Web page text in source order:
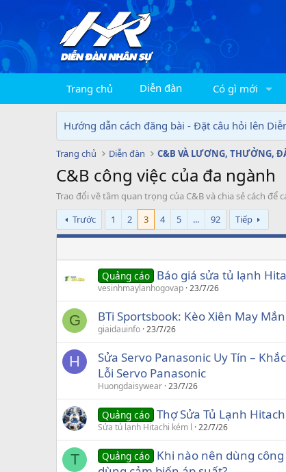
Trang chủ Diễn đàn Có gì mới
Hướng dẫn cách đăng bài - Đặt câu hỏi lên
Trang chủ Diễn đàn C&B VÀ LƯƠNG, THƯỞNG,
C&B công việc của đa ngành
Trao đổi về tầm quan trọng của C&B và chia sẻ cách
Trước
1 2 3 4 5 ... 92 Tiếp
Quảng cáo Báo giá sửa tủ lạnh
vesinhmaylanhogovap 23/7/26
G BTi Sportsbook: Kèo Xiên May
giaidauinfo 23/7/26
H
Sửa Servo Panasonic Uy Tín –
Lỗi Servo Panasonic
Huongdaisywear 23/7/26
Quảng cáo Thợ Sửa Tủ Lạnh
Sửa tủ lạnh Hitachi kém l 22/7/26
T Quảng cáo Khi nào nên dùng